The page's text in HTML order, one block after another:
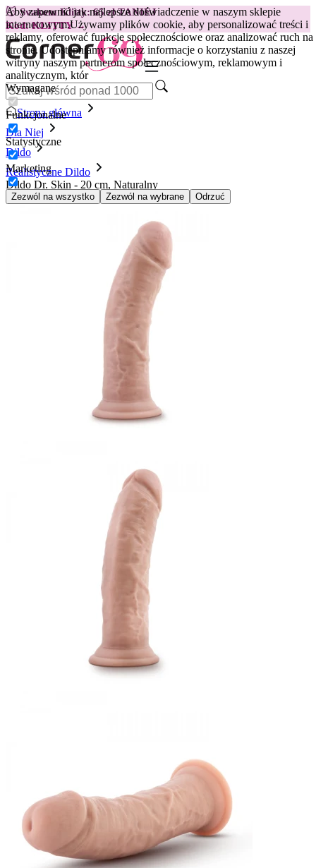
Aby zapewnić jak najlepsze doświadczenie w naszym sklepie
internetowym.Używamy plików cookie, aby personalizować treści i
reklamy, oferować funkcje społecznościowe oraz analizować ruch na
stronie. Udostępniamy również informacje o korzystaniu z naszej
witryny naszym partnerom społecznościowym, reklamowym i
analitycznym, któr
Wymagane
Funkcjonalne
Statystyczne
Marketing
Zezwól na wszystko Zezwól na wybrane Odrzuć
😽Svakom Klitty: 65 zł TANIEJ
Kod: KLITTY →
Strona główna
Dla Niej
Dildo
Realistyczne Dildo
Dildo Dr. Skin - 20 cm, Naturalny